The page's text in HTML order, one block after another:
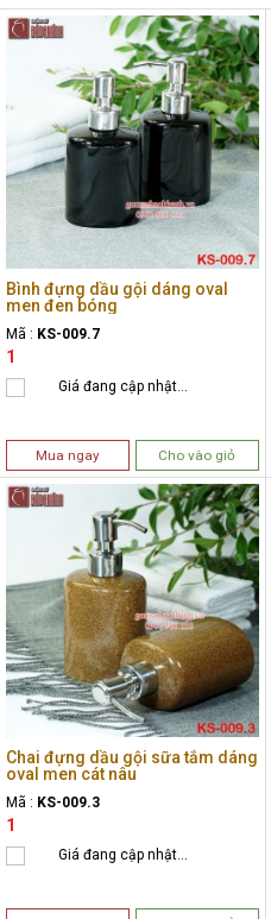
Bình đựng dầu gội dáng oval
men đen bóng
Mã : KS-009.7
1
Giá đang cập nhật...
Mua ngay Cho vào giỏ
Chai đựng dầu gội sữa tắm dáng
oval men cát nâu
Mã : KS-009.3
1
Giá đang cập nhật...